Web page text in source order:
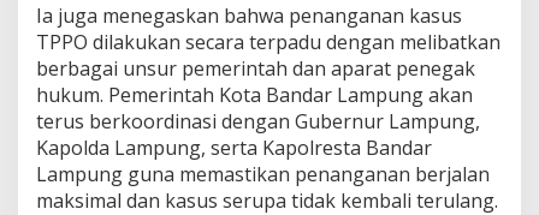
Ia juga menegaskan bahwa penanganan kasus
TPPO dilakukan secara terpadu dengan melibatkan
berbagai unsur pemerintah dan aparat penegak
hukum. Pemerintah Kota Bandar Lampung akan
terus berkoordinasi dengan Gubernur Lampung,
Kapolda Lampung, serta Kapolresta Bandar
Lampung guna memastikan penanganan berjalan
maksimal dan kasus serupa tidak kembali terulang.